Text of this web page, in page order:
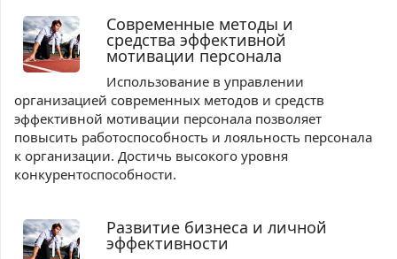
Современные методы и
средства эффективной
мотивации персонала
Использование в управлении
организацией современных методов и средств
эффективной мотивации персонала позволяет
повысить работоспособность и лояльность персонала
к организации. Достичь высокого уровня
конкурентоспособности.
Развитие бизнеса и личной
эффективности